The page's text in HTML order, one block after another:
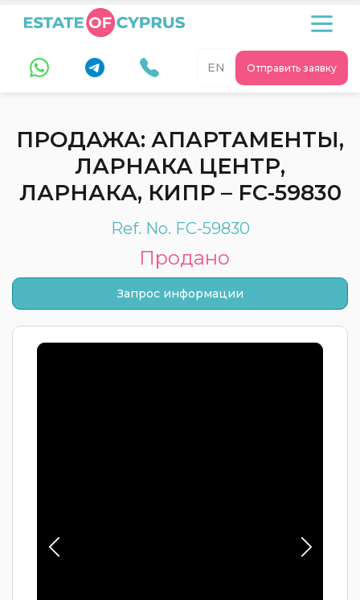
Отправить заявку
EN
ПРОДАЖА: АПАРТАМЕНТЫ,
ЛАРНАКА ЦЕНТР,
ЛАРНАКА, КИПР – FC-59830
Ref. No. FC-59830
Продано
Запрос информации